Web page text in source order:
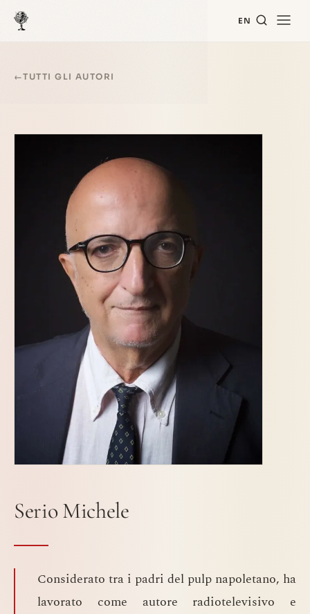
EN
←TUTTI GLI AUTORI
Serio Michele
Considerato tra i padri del pulp napoletano, ha
lavorato come autore radiotelevisivo e